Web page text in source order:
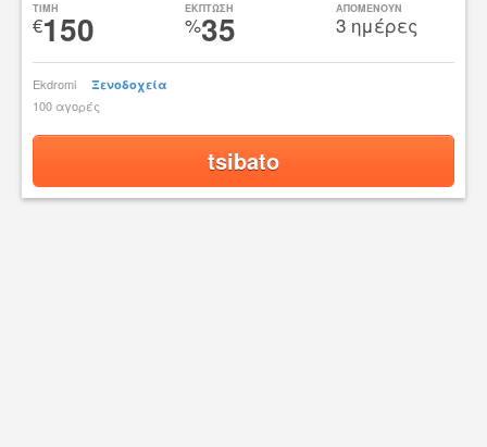
TIMH
€150 ΕΚΠΤΩΣΗ
%35 ΑΠΟΜΕΝΟΥΝ
3 ημέρες
Ekdromi Ξενοδοχεία
100 αγορές
tsibato